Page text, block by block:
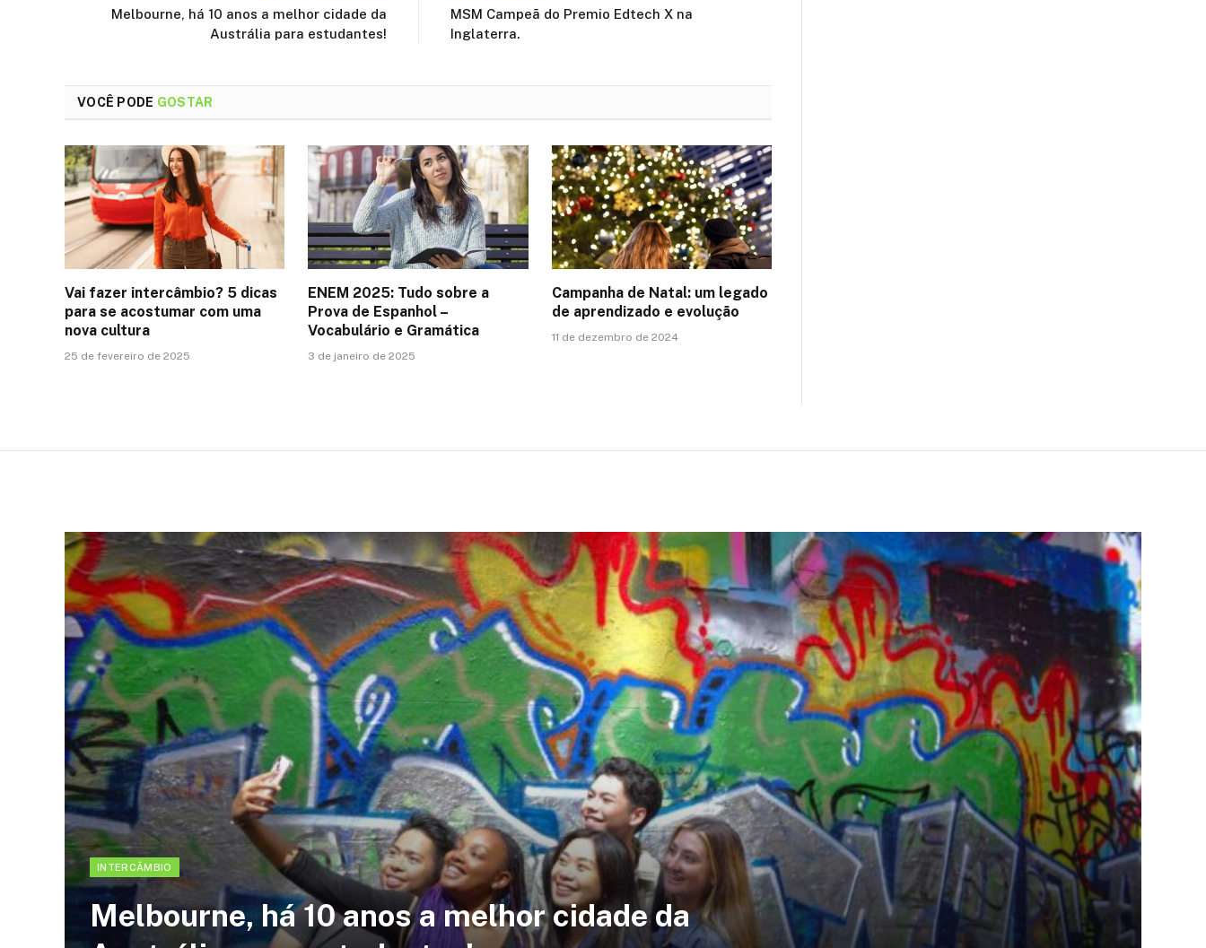
Melbourne, há 10 anos a melhor cidade da
Austrália para estudantes!
MSM Campeã do Premio Edtech X na
Inglaterra.
VOCÊ PODE GOSTAR
Vai fazer intercâmbio? 5 dicas
para se acostumar com uma
nova cultura
25 de fevereiro de 2025
ENEM 2025: Tudo sobre a
Prova de Espanhol –
Vocabulário e Gramática
3 de janeiro de 2025
Campanha de Natal: um legado
de aprendizado e evolução
11 de dezembro de 2024
INTERCÂMBIO
Melbourne, há 10 anos a melhor cidade da